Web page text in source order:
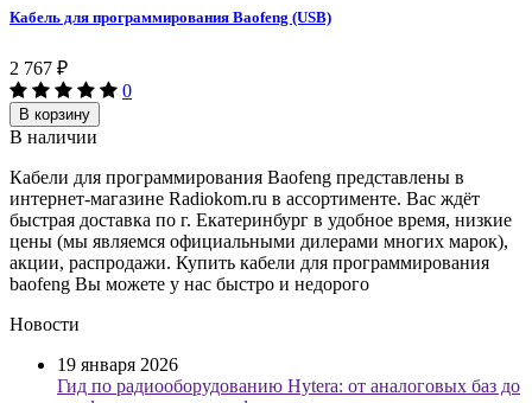
Кабель для программирования Baofeng (USB)
2 767 ₽
0
В корзину
В наличии
Кабели для программирования Baofeng представлены в
интернет-магазине Radiokom.ru в ассортименте. Вас ждёт
быстрая доставка по г. Екатеринбург в удобное время, низкие
цены (мы являемся официальными дилерами многих марок),
акции, распродажи. Купить кабели для программирования
baofeng Вы можете у нас быстро и недорого
Новости
19 января 2026
Гид по радиооборудованию Hytera: от аналоговых баз до